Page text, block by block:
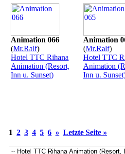
Animation 066
(Mr.Ralf)
Hotel TTC Rihana
Animation (Resort,
Inn u. Sunset)
Animation
(Mr.Ralf)
Hotel TTC
Animation
Inn u.
1 2 3 4 5 6 » Letzte Seite »